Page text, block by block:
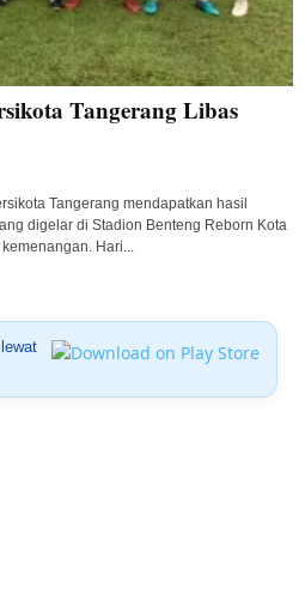
Tangerang Libas
Tangerang mendapatkan hasil
digelar di Stadion Benteng Reborn Kota
Hari...